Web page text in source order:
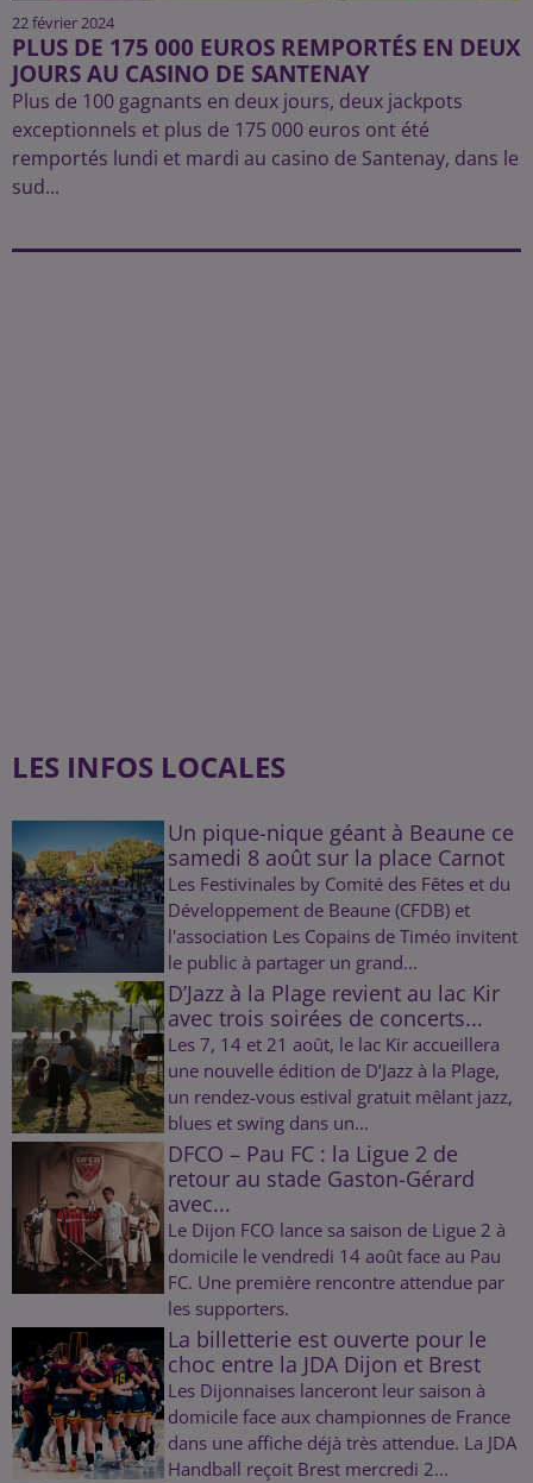
22 février 2024
PLUS DE 175 000 EUROS REMPORTÉS EN DEUX
JOURS AU CASINO DE SANTENAY
Plus de 100 gagnants en deux jours, deux jackpots
exceptionnels et plus de 175 000 euros ont été
remportés lundi et mardi au casino de Santenay, dans le
sud...
LES INFOS LOCALES
Un pique-nique géant à Beaune ce
samedi 8 août sur la place Carnot
Les Festivinales by Comité des Fêtes et du
Développement de Beaune (CFDB) et
l'association Les Copains de Timéo invitent
le public à partager un grand...
D’Jazz à la Plage revient au lac Kir
avec trois soirées de concerts...
Les 7, 14 et 21 août, le lac Kir accueillera
une nouvelle édition de D’Jazz à la Plage,
un rendez-vous estival gratuit mêlant jazz,
blues et swing dans un...
DFCO – Pau FC : la Ligue 2 de
retour au stade Gaston-Gérard
avec...
Le Dijon FCO lance sa saison de Ligue 2 à
domicile le vendredi 14 août face au Pau
FC. Une première rencontre attendue par
les supporters.
La billetterie est ouverte pour le
choc entre la JDA Dijon et Brest
Les Dijonnaises lanceront leur saison à
domicile face aux championnes de France
dans une affiche déjà très attendue. La JDA
Handball reçoit Brest mercredi 2...